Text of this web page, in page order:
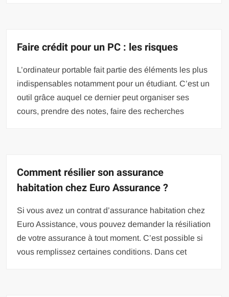
Faire crédit pour un PC : les risques
L’ordinateur portable fait partie des éléments les plus
indispensables notamment pour un étudiant. C’est un
outil grâce auquel ce dernier peut organiser ses
cours, prendre des notes, faire des recherches
Comment résilier son assurance
habitation chez Euro Assurance ?
Si vous avez un contrat d’assurance habitation chez
Euro Assistance, vous pouvez demander la résiliation
de votre assurance à tout moment. C’est possible si
vous remplissez certaines conditions. Dans cet